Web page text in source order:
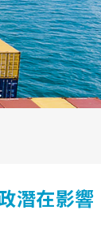
潛在影響